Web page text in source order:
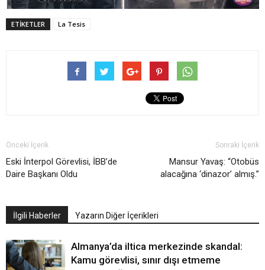
ETIKETLER La Tesis
Önceki İçerik
Eski İnterpol Görevlisi, İBB’de
Daire Başkanı Oldu
Sonraki İçerik
Mansur Yavaş: “Otobüs
alacağına ‘dinazor’ almış.”
İlgili Haberler Yazarın Diğer İçerikleri
Almanya’da iltica merkezinde skandal:
Kamu görevlisi, sınır dışı etmeme